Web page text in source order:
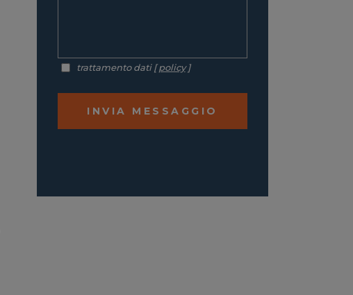
trattamento dati [policy]